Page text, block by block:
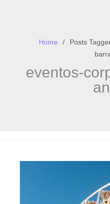
Home
Posts
eventos-